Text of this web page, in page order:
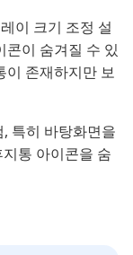
이 크기 조정 설
콘이 숨겨질 수 있
이 존재하지만 보
특히 바탕화면을
통 아이콘을 숨